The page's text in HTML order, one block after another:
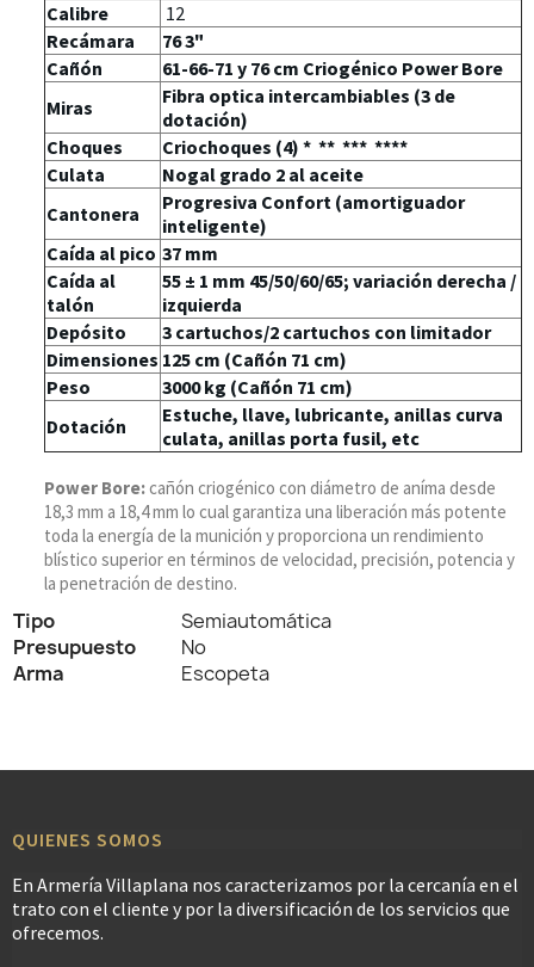
Calibre
12
Recámara
76 3"
Cañón
61-66-71 y 76 cm Criogénico Power Bore
Miras
Fibra optica intercambiables (3 de
dotación)
Choques
Criochoques (4) * ** *** ****
Culata
Nogal grado 2 al aceite
Cantonera
Progresiva Confort (amortiguador
inteligente)
Caída al pico 37 mm
Caída al
talón
55 ± 1 mm 45/50/60/65; variación derecha /
izquierda
Depósito
3 cartuchos/2 cartuchos con limitador
Dimensiones 125 cm (Cañón 71 cm)
Peso
3000 kg (Cañón 71 cm)
Dotación
Estuche, llave, lubricante, anillas curva
culata, anillas porta fusil, etc
Power Bore:cañón criogénico con diámetro de aníma desde
18,3 mm a 18,4 mm lo cualgarantiza una liberación más potente
toda la energía de la munición y proporciona un rendimiento
blístico superior en términos de velocidad, precisión, potencia y
la penetración de destino.
Tipo
Semiautomática
Presupuesto
No
Arma
Escopeta
QUIENES SOMOS
En Armería Villaplana nos caracterizamos por la cercanía en el
trato con el cliente y por la diversificación de los servicios que
ofrecemos.